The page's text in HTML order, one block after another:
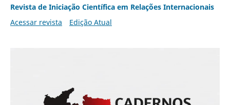
Revista de Iniciação Científica em Relações Internacionais
Acessar revista
Edição Atual